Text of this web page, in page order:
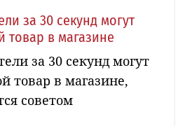
за 30 секунд могут
товар в магазине
за 30 секунд могут
товар в магазине,
советом